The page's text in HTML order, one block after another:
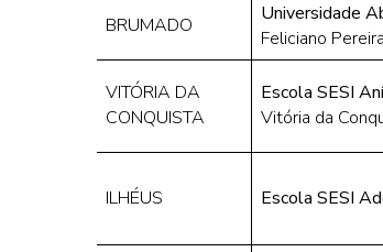
BRUMADO Universidade
Feliciano
VITÓRIA DA
CONQUISTA
Escola SESI
Vitória da
ILHÉUS Escola SESI